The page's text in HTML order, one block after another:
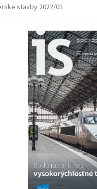
stavby 2022/01